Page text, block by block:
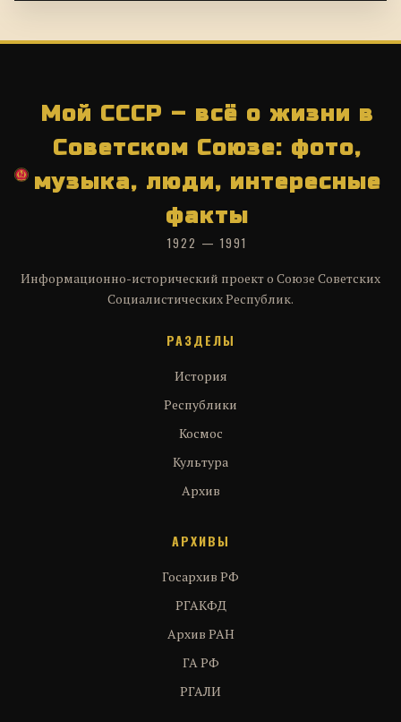
Мой СССР – всё о жизни в
Советском Союзе: фото,
музыка, люди, интересные
факты
1922 — 1991
Информационно-исторический проект о Союзе Советских
Социалистических Республик.
РАЗДЕЛЫ
История
Республики
Космос
Культура
Архив
АРХИВЫ
Госархив РФ
РГАКФД
Архив РАН
ГА РФ
РГАЛИ